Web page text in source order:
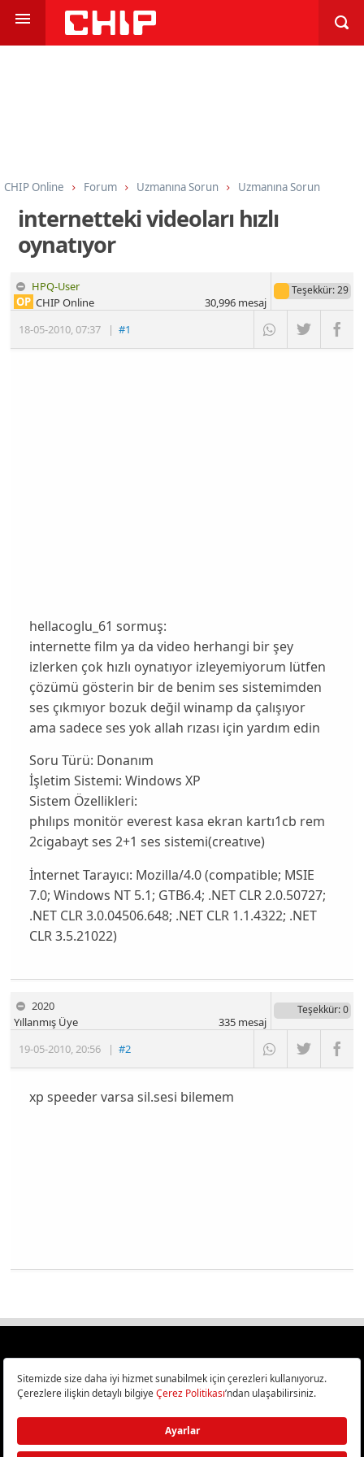
CHIP Online Forum Uzmanına Sorun Uzmanına Sorun
internetteki videoları hızlı
oynatıyor
HPQ-User
18-05-2010,07:37 |#1
OP CHIP Online
Teşekkür: 29
30,996mesaj
hellacoglu_61 sormuş:
internette film ya da video herhangi bir şey
izlerken çok hızlı oynatıyor izleyemiyorum lütfen
çözümü gösterin bir de benim ses sistemimden
ses çıkmıyor bozuk değil winamp da çalışıyor
ama sadece ses yok allah rızası için yardım edin
Soru Türü: Donanım
İşletim Sistemi: Windows XP
Sistem Özellikleri:
phılıps monitör everest kasa ekran kartı1cb rem
2cigabayt ses 2+1 ses sistemi(creatıve)
İnternet Tarayıcı: Mozilla/4.0 (compatible; MSIE
7.0; Windows NT 5.1; GTB6.4; .NET CLR 2.0.50727;
.NET CLR 3.0.04506.648; .NET CLR 1.1.4322; .NET
CLR 3.5.21022)
2020
19-05-2010,20:56 |#2
Yıllanmış Üye
Teşekkür: 0
335mesaj
xp speeder varsa sil.sesi bilemem
Türkiye
Bilişim ve Teknoloji Haberleri CHIP Online’da!